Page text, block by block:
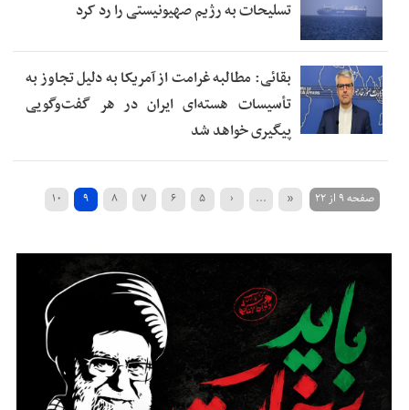
تسلیحات به رژیم صهیونیستی را رد کرد
بقائی: مطالبه غرامت از آمریکا به دلیل تجاوز به
تأسیسات هسته‌ای ایران در هر گفت‌وگویی
پیگیری خواهد شد
صفحه ۹ از ۲۲ «
...
‹ ۵ ۶ ۷ ۸ ۹
۱۰